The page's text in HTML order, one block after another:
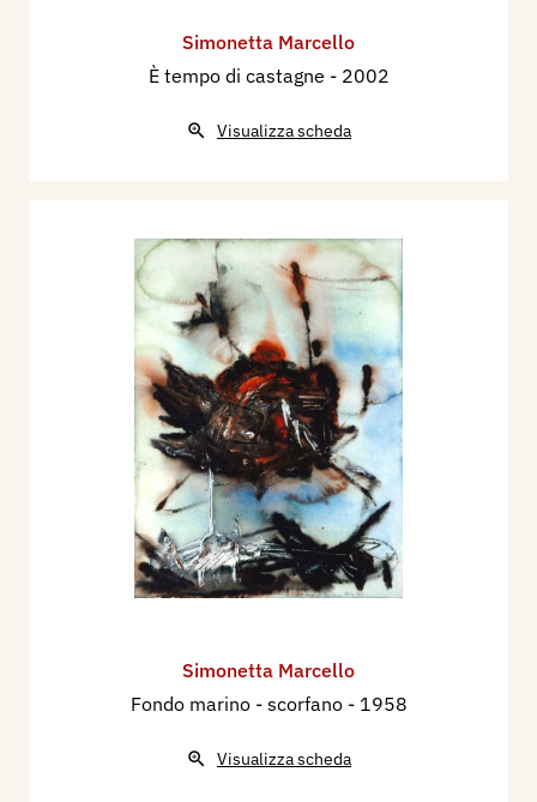
Simonetta Marcello
È tempo di castagne - 2002
Visualizza scheda
Simonetta Marcello
Fondo marino - scorfano - 1958
Visualizza scheda